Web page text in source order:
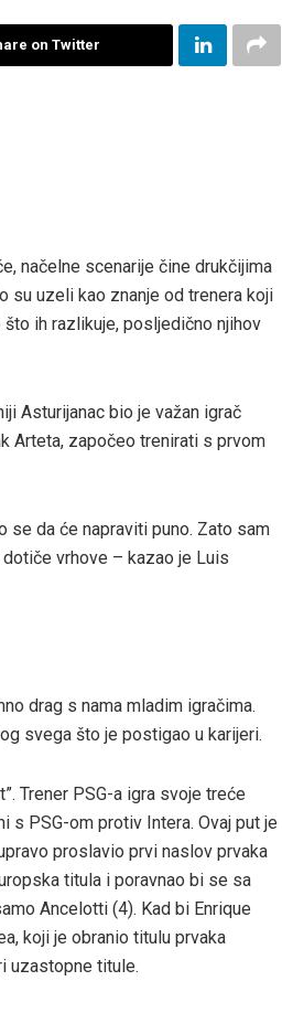
on Twitter
načelne scenarije čine drukčijima
su uzeli kao znanje od trenera koji
što ih razlikuje, posljedično njihov
Asturijanac bio je važan igrač
Arteta, započeo trenirati s prvom
se da će napraviti puno. Zato sam
vrhove – kazao je Luis
drag s nama mladim igračima.
svega što je postigao u karijeri.
Trener PSG-a igra svoje treće
s PSG-om protiv Intera. Ovaj put je
proslavio prvi naslov prvaka
titula i poravnao bi se sa
Ancelotti (4). Kad bi Enrique
koji je obranio titulu prvaka
uzastopne titule.